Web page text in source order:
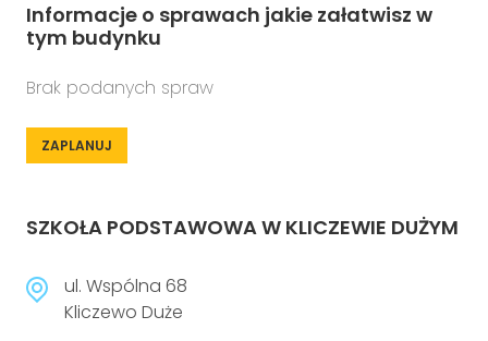
Informacje o sprawach jakie załatwisz w
tym budynku
Brak podanych spraw
ZAPLANUJ
SZKOŁA PODSTAWOWA W KLICZEWIE DUŻYM
ul. Wspólna 68
Kliczewo Duże